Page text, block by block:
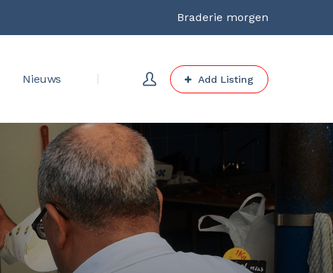
Braderie morgen
Nieuws Add Listing